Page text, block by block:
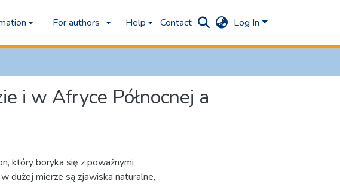
For authors Help Contact Log In
i w Afryce Północnej a
który boryka się z poważnymi
dużej mierze są zjawiska naturalne,